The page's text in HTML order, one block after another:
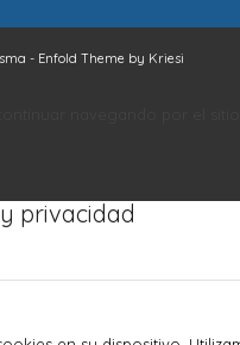
- Enfold Theme by Kriesi
privacidad